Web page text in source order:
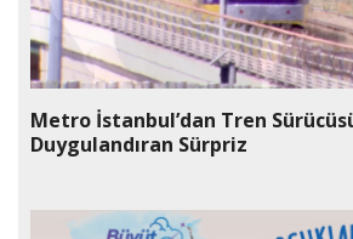
Metro İstanbul’dan Tren
Duygulandıran Sürpriz